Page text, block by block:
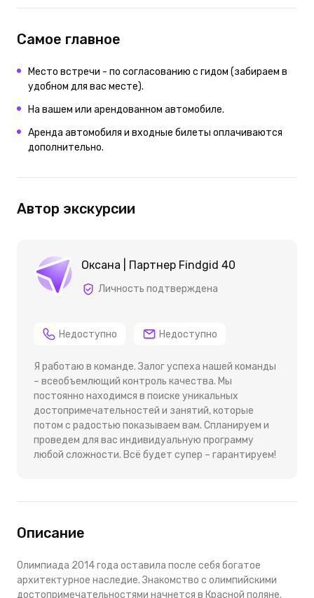
Самое главное
Место встречи - по согласованию с гидом (забираем в
удобном для вас месте).
На вашем или арендованном автомобиле.
Аренда автомобиля и входные билеты оплачиваются
дополнительно.
Автор экскурсии
Оксана | Партнер Findgid 40
Личность подтверждена
Недоступно Недоступно
Я работаю в команде. Залог успеха нашей команды
– всеобъемлющий контроль качества. Мы
постоянно находимся в поиске уникальных
достопримечательностей и занятий, которые
потом с радостью показываем вам. Спланируем и
проведем для вас индивидуальную программу
любой сложности. Всё будет супер – гарантируем!
Описание
Олимпиада 2014 года оставила после себя богатое
архитектурное наследие. Знакомство с олимпийскими
достопримечательностями начнется в Красной поляне.